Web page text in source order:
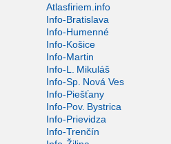
Atlasfiriem.info
Info-Bratislava
Info-Humenné
Info-Košice
Info-Martin
Info-L. Mikuláš
Info-Sp. Nová Ves
Info-Piešťany
Info-Pov. Bystrica
Info-Prievidza
Info-Trenčín